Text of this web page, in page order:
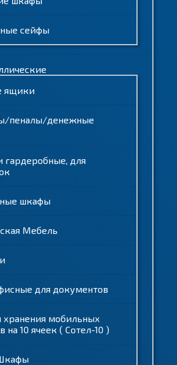
сейфы
ящики
пеналы/денежные
гардеробные, для
шкафы
Мебель
для документов
мобильных
на 10 ячеек ( Сотел-10 )